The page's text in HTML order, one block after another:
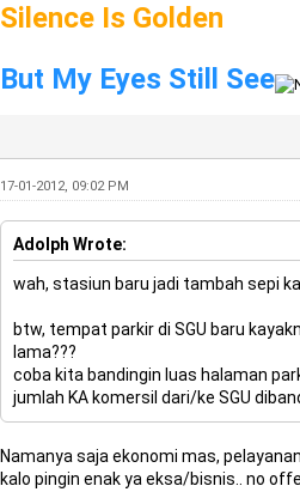
Silence Is Golden
But My Eyes Still See
17-01-2012, 09:02 PM
Adolph Wrote:
wah, stasiun baru jadi tambah sepi
btw, tempat parkir di SGU baru
lama???
coba kita bandingin luas halaman
jumlah KA komersil dari/ke SGU
Namanya saja ekonomi mas,
kalo pingin enak ya eksa/bisnis.. no